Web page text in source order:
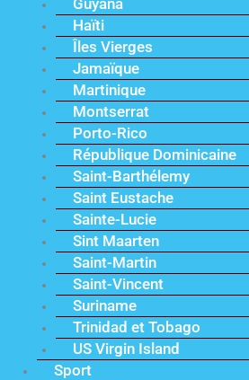
Haïti
Îles Vierges
Jamaïque
Martinique
Montserrat
Porto-Rico
République Dominicaine
Saint-Barthélemy
Saint Eustache
Sainte-Lucie
Sint Maarten
Saint-Martin
Saint-Vincent
Suriname
Trinidad et Tobago
US Virgin Island
Sport